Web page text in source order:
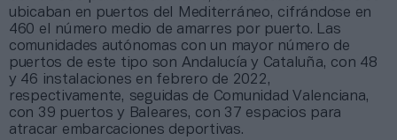
ubicaban en puertos del Mediterráneo, cifrándose en
460 el número medio de amarres por puerto. Las
comunidades autónomas con un mayor número de
puertos de este tipo son Andalucía y Cataluña, con 48
y 46 instalaciones en febrero de 2022,
respectivamente, seguidas de Comunidad Valenciana,
con 39 puertos y Baleares, con 37 espacios para
atracar embarcaciones deportivas.